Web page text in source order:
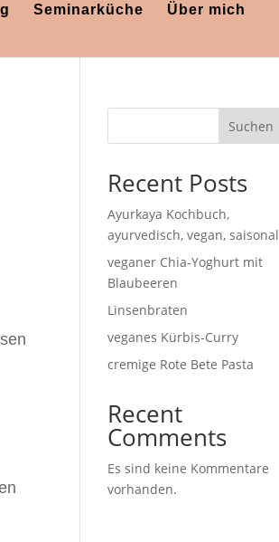
Seminarküche Über mich
Suchen
Recent Posts
Ayurkaya Kochbuch,
ayurvedisch, vegan, saisonal
veganer Chia-Yoghurt mit
Blaubeeren
Linsenbraten
veganes Kürbis-Curry
cremige Rote Bete Pasta
Recent
Comments
Es sind keine Kommentare
vorhanden.